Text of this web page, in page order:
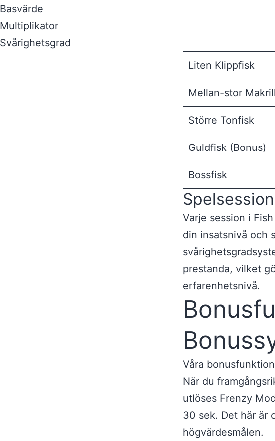
Basvärde
Multiplikator
Svårighetsgrad
Liten Klippfisk
Mellan-stor Makrill
Större Tonfisk
Guldfisk (Bonus)
Bossfisk
Varje session i
din insatsnivå och
prestanda, vilket
erfarenhetsnivå.
Våra
När du
utlöses Frenzy
30 sek. Det här är
högvärdesmålen.